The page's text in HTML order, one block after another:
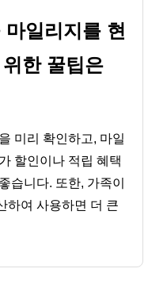
일리지를 현
한 꿀팁은
미리 확인하고, 마일
할인이나 적립 혜택
습니다. 또한, 가족이
하여 사용하면 더 큰